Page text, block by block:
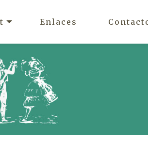
Enlaces